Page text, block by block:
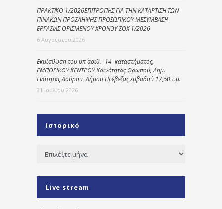
ΠΡΑΚΤΙΚΟ 1/2026ΕΠΙΤΡΟΠΗΣ ΓΙΑ ΤΗΝ ΚΑΤΑΡΤΙΣΗ ΤΩΝ
ΠΙΝΑΚΩΝ ΠΡΟΣΛΗΨΗΣ ΠΡΟΣΩΠΙΚΟΥ ΜΕΣΥΜΒΑΣΗ
ΕΡΓΑΣΙΑΣ ΟΡΙΣΜΕΝΟΥ ΧΡΟΝΟΥ ΣΟΧ 1/2026
6 Αυγούστου 2026
Εκμίσθωση του υπ΄ αριθ. -14- καταστήματος,
ΕΜΠΟΡΙΚΟΥ ΚΕΝΤΡΟΥ Κοινότητας Ωρωπού, Δημ.
Ενότητας Λούρου, Δήμου Πρέβεζας εμβαδού 17,50 τ.μ.
31 Ιουλίου 2026
Ιστορικό
Ιστορικό
Live stream